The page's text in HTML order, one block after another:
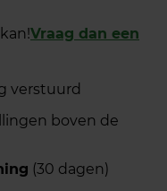
Vraag dan een
verstuurd
boven de
(30 dagen)